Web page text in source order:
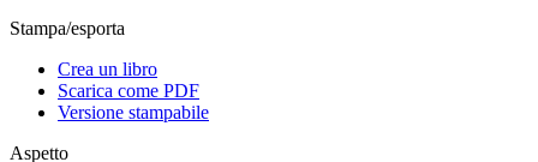
Stampa/esporta
Crea un libro
Scarica come PDF
Versione stampabile
Aspetto